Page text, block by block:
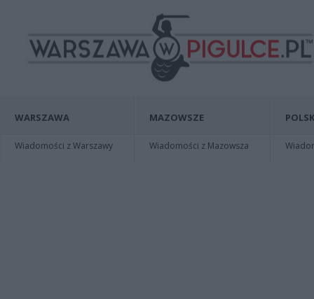
WARSZAWA
Wiadomości z Warszawy
MAZOWSZE
Wiadomości z Mazowsza